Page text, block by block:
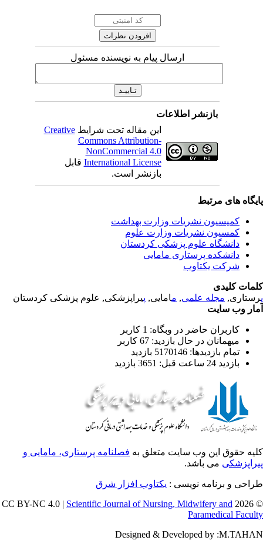
ارسال پیام به نویسنده مسئول
بازنشر اطلاعات
این مقاله تحت شرایطCreative
Commons Attribution-
NonCommercial 4.0
International Licenseقابل
بازنشر است.
های مرتبط
کمیسیون نشریات وزارت بهداشت
کمسیون نشریات وزارت علوم
دانشگاه علوم پزشکی کردستان
دانشکده پرستاری مامایی
شرکت یکتاوب
کلیدی
مجله علمی, م امایی, پیراپزشکی, علوم پزشکی کردستان
وب سایت
کاربران حاضر در وبگاه: 1 کاربر
میهمانان در حال بازدید: 67 کاربر
تمام بازدید‌ها: 5170146 بازدید
بازدید 24 ساعت قبل: 3651 بازدید
حقوق این وب سایت متعلق بهفصلنامه پرستاری، مامایی و
می باشد.
و برنامه نویسی : یکتاوب افزار شرق
©
Scientific Journal of Nursing, Midwifery and
Paramedical
Designed & Developed by